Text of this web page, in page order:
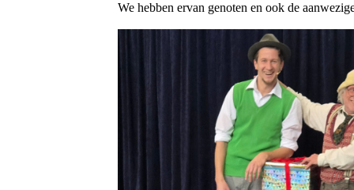
We hebben ervan genoten en ook de